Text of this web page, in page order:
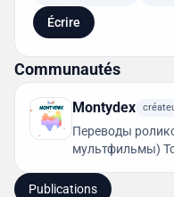
Écrire
Communautés
Montydex
Переводы
мультфильмы)
зарубежных.По
Publications